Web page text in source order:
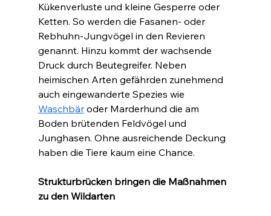
Kükenverluste und kleine Gesperre oder
Ketten. So werden die Fasanen- oder
Rebhuhn-Jungvögel in den Revieren
genannt. Hinzu kommt der wachsende
Druck durch Beutegreifer. Neben
heimischen Arten gefährden zunehmend
auch eingewanderte Spezies wie
Waschbär oder Marderhund die am
Boden brütenden Feldvögel und
Junghasen. Ohne ausreichende Deckung
haben die Tiere kaum eine Chance.
Strukturbrücken bringen die Maßnahmen
zu den Wildarten